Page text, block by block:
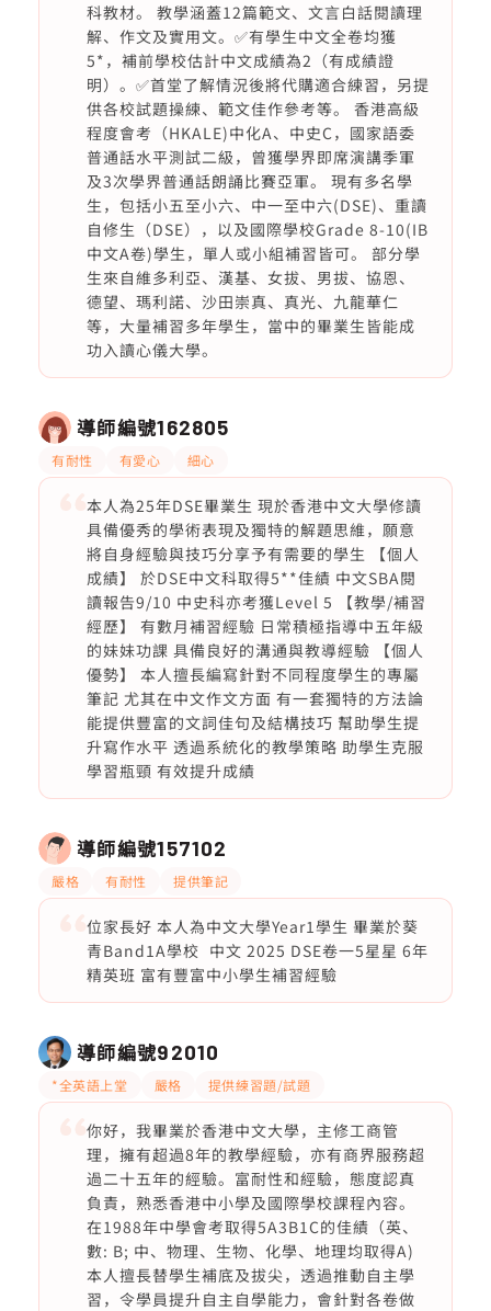
科教材。 教學涵蓋12篇範文、文言白話閱讀理
解、作文及實用文。✅有學生中文全卷均獲
5*，補前學校估計中文成績為2（有成績證
明）。✅首堂了解情況後將代購適合練習，另提
供各校試題操練、範文佳作參考等。 香港高級
程度會考（HKALE)中化A、中史C，國家語委
普通話水平測試二級，曾獲學界即席演講季軍
及3次學界普通話朗誦比賽亞軍。 現有多名學
生，包括小五至小六、中一至中六(DSE)、重讀
自修生（DSE），以及國際學校Grade 8-10(IB
中文A卷)學生，單人或小組補習皆可。 部分學
生來自維多利亞、漢基、女拔、男拔、協恩、
德望、瑪利諾、沙田崇真、真光、九龍華仁
等，大量補習多年學生，當中的畢業生皆能成
功入讀心儀大學。
導師編號162805
有耐性 有愛心 細心
本人為25年DSE畢業生 現於香港中文大學修讀
具備優秀的學術表現及獨特的解題思維，願意
將自身經驗與技巧分享予有需要的學生 【個人
成績】 於DSE中文科取得5**佳績 中文SBA閱
讀報告9/10 中史科亦考獲Level 5 【教學/補習
經歷】 有數月補習經驗 日常積極指導中五年級
的妹妹功課 具備良好的溝通與教導經驗 【個人
優勢】 本人擅長編寫針對不同程度學生的專屬
筆記 尤其在中文作文方面 有一套獨特的方法論
能提供豐富的文詞佳句及結構技巧 幫助學生提
升寫作水平 透過系統化的教學策略 助學生克服
學習瓶頸 有效提升成績
導師編號157102
嚴格 有耐性 提供筆記
位家長好 本人為中文大學Year1學生 畢業於葵
青Band1A學校 中文 2025 DSE卷一5星星 6年
精英班 富有豐富中小學生補習經驗
導師編號92010
*全英語上堂 嚴格 提供練習題/試題
你好，我畢業於香港中文大學，主修工商管
理，擁有超過8年的教學經驗，亦有商界服務超
過二十五年的經驗。富耐性和經驗，態度認真
負責，熟悉香港中小學及國際學校課程內容。
在1988年中學會考取得5A3B1C的佳績（英、
數: B; 中、物理、生物、化學、地理均取得A)
本人擅長替學生補底及拔尖，透過推動自主學
習，令學員提升自主自學能力，會針對各卷做